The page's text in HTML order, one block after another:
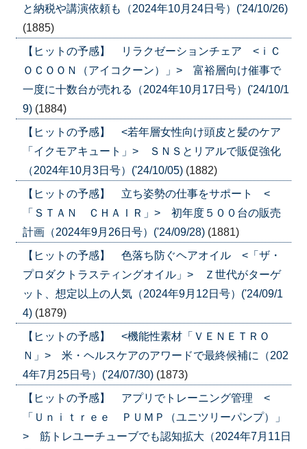
と納税や講演依頼も（2024年10月24日号）('24/10/26)
(1885)
【ヒットの予感】 リラクゼーションチェア <ｉＣ
ＯＣＯＯＮ（アイコクーン）」> 富裕層向け催事で
一度に十数台が売れる（2024年10月17日号）('24/10/1
9) (1884)
【ヒットの予感】 <若年層女性向け頭皮と髪のケア
「イクモアキュート」> ＳＮＳとリアルで販促強化
（2024年10月3日号）('24/10/05) (1882)
【ヒットの予感】 立ち姿勢の仕事をサポート <
「ＳＴＡＮ ＣＨＡＩＲ」> 初年度５００台の販売
計画（2024年9月26日号）('24/09/28) (1881)
【ヒットの予感】 色落ち防ぐヘアオイル <「ザ・
プロダクトラスティングオイル」> Ｚ世代がターゲ
ット、想定以上の人気（2024年9月12日号）('24/09/1
4) (1879)
【ヒットの予感】 <機能性素材「ＶＥＮＥＴＲＯ
Ｎ」> 米・ヘルスケアのアワードで最終候補に（202
4年7月25日号）('24/07/30) (1873)
【ヒットの予感】 アプリでトレーニング管理 <
「Ｕｎｉｔｒｅｅ ＰＵＭＰ（ユニツリーパンプ）」
> 筋トレユーチューブでも認知拡大（2024年7月11日